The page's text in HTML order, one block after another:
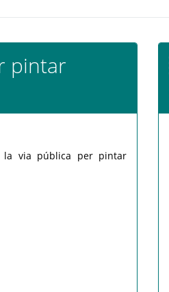
pintar
la via pública per pintar